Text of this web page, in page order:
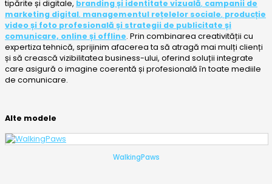
tipărite și digitale, branding și identitate vizuală, campanii de
marketing digital, managementul rețelelor sociale, producție
video și foto profesională și strategii de publicitate și
comunicare, online și offline. Prin combinarea creativității cu
expertiza tehnică, sprijinim afacerea ta să atragă mai mulți clienți
și să crească vizibilitatea business-ului, oferind soluții integrate
care asigură o imagine coerentă și profesională în toate mediile
de comunicare.
Alte modele
WalkingPaws